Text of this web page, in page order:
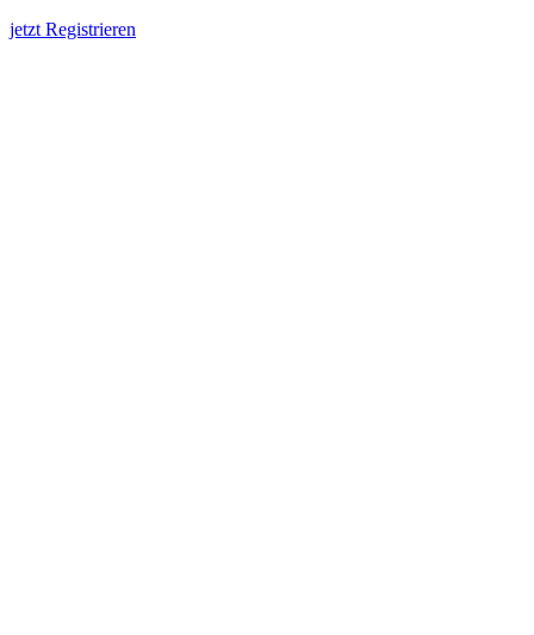
jetzt Registrieren